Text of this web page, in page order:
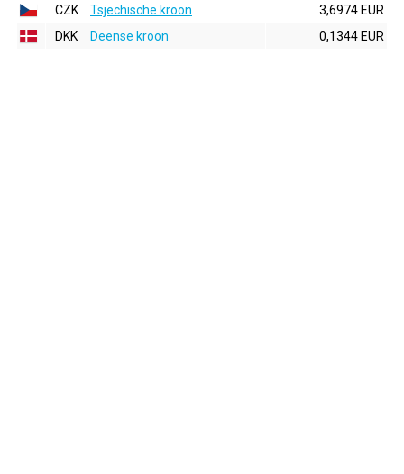
CZK
Tsjechische kroon
3,6974 EUR
DKK
Deense kroon 0,1344 EUR